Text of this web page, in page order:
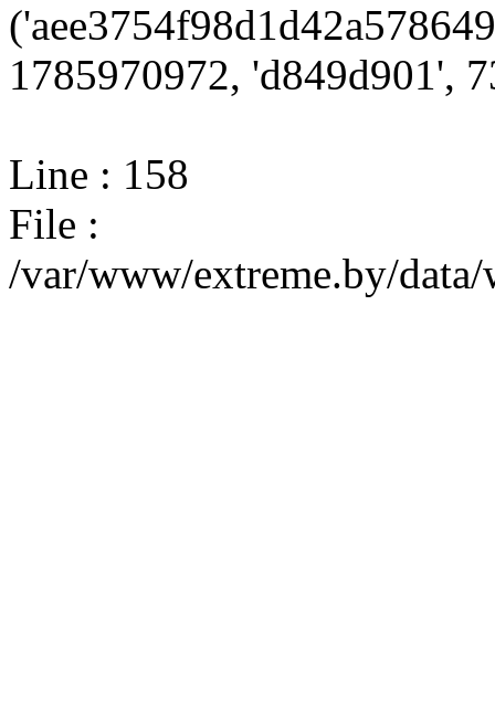
1785970972, 'd849d901',
Line : 158
File :
/var/www/extreme.by/